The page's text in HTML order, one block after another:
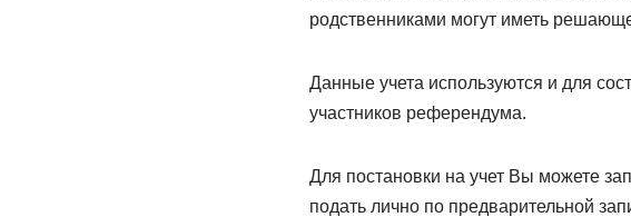
родственниками могут иметь
Данные учета используются и для
участников референдума.
Для постановки на учет Вы можете
подать лично по предварительной